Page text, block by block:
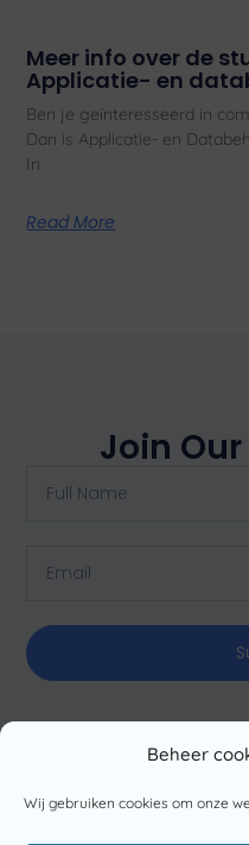
Beheer
Wij gebruiken cookies om onze
Meer info over de
Applicatie- en
Ben je geïnteresseerd in
Dan is Applicatie- en
In
Read More
Join